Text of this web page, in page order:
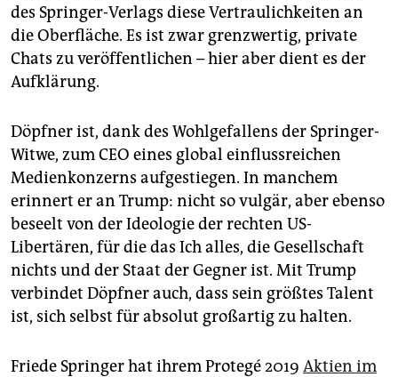
des Springer-Verlags diese Vertraulichkeiten an
die Oberfläche. Es ist zwar grenzwertig, private
Chats zu veröffentlichen – hier aber dient es der
Aufklärung.
Döpfner ist, dank des Wohlgefallens der Springer-
Witwe, zum CEO eines global einflussreichen
Medienkonzerns aufgestiegen. In manchem
erinnert er an Trump: nicht so vulgär, aber ebenso
beseelt von der Ideologie der rechten US-
Libertären, für die das Ich alles, die Gesellschaft
nichts und der Staat der Gegner ist. Mit Trump
verbindet Döpfner auch, dass sein größtes Talent
ist, sich selbst für absolut großartig zu halten.
Friede Springer hat ihrem Protegé 2019 Aktien im